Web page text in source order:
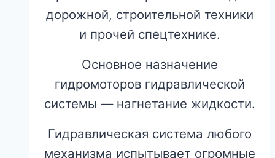
дорожной, строительной техники
и прочей спецтехнике.
Основное назначение
гидромоторов гидравлической
системы — нагнетание жидкости.
Гидравлическая система любого
механизма испытывает огромные